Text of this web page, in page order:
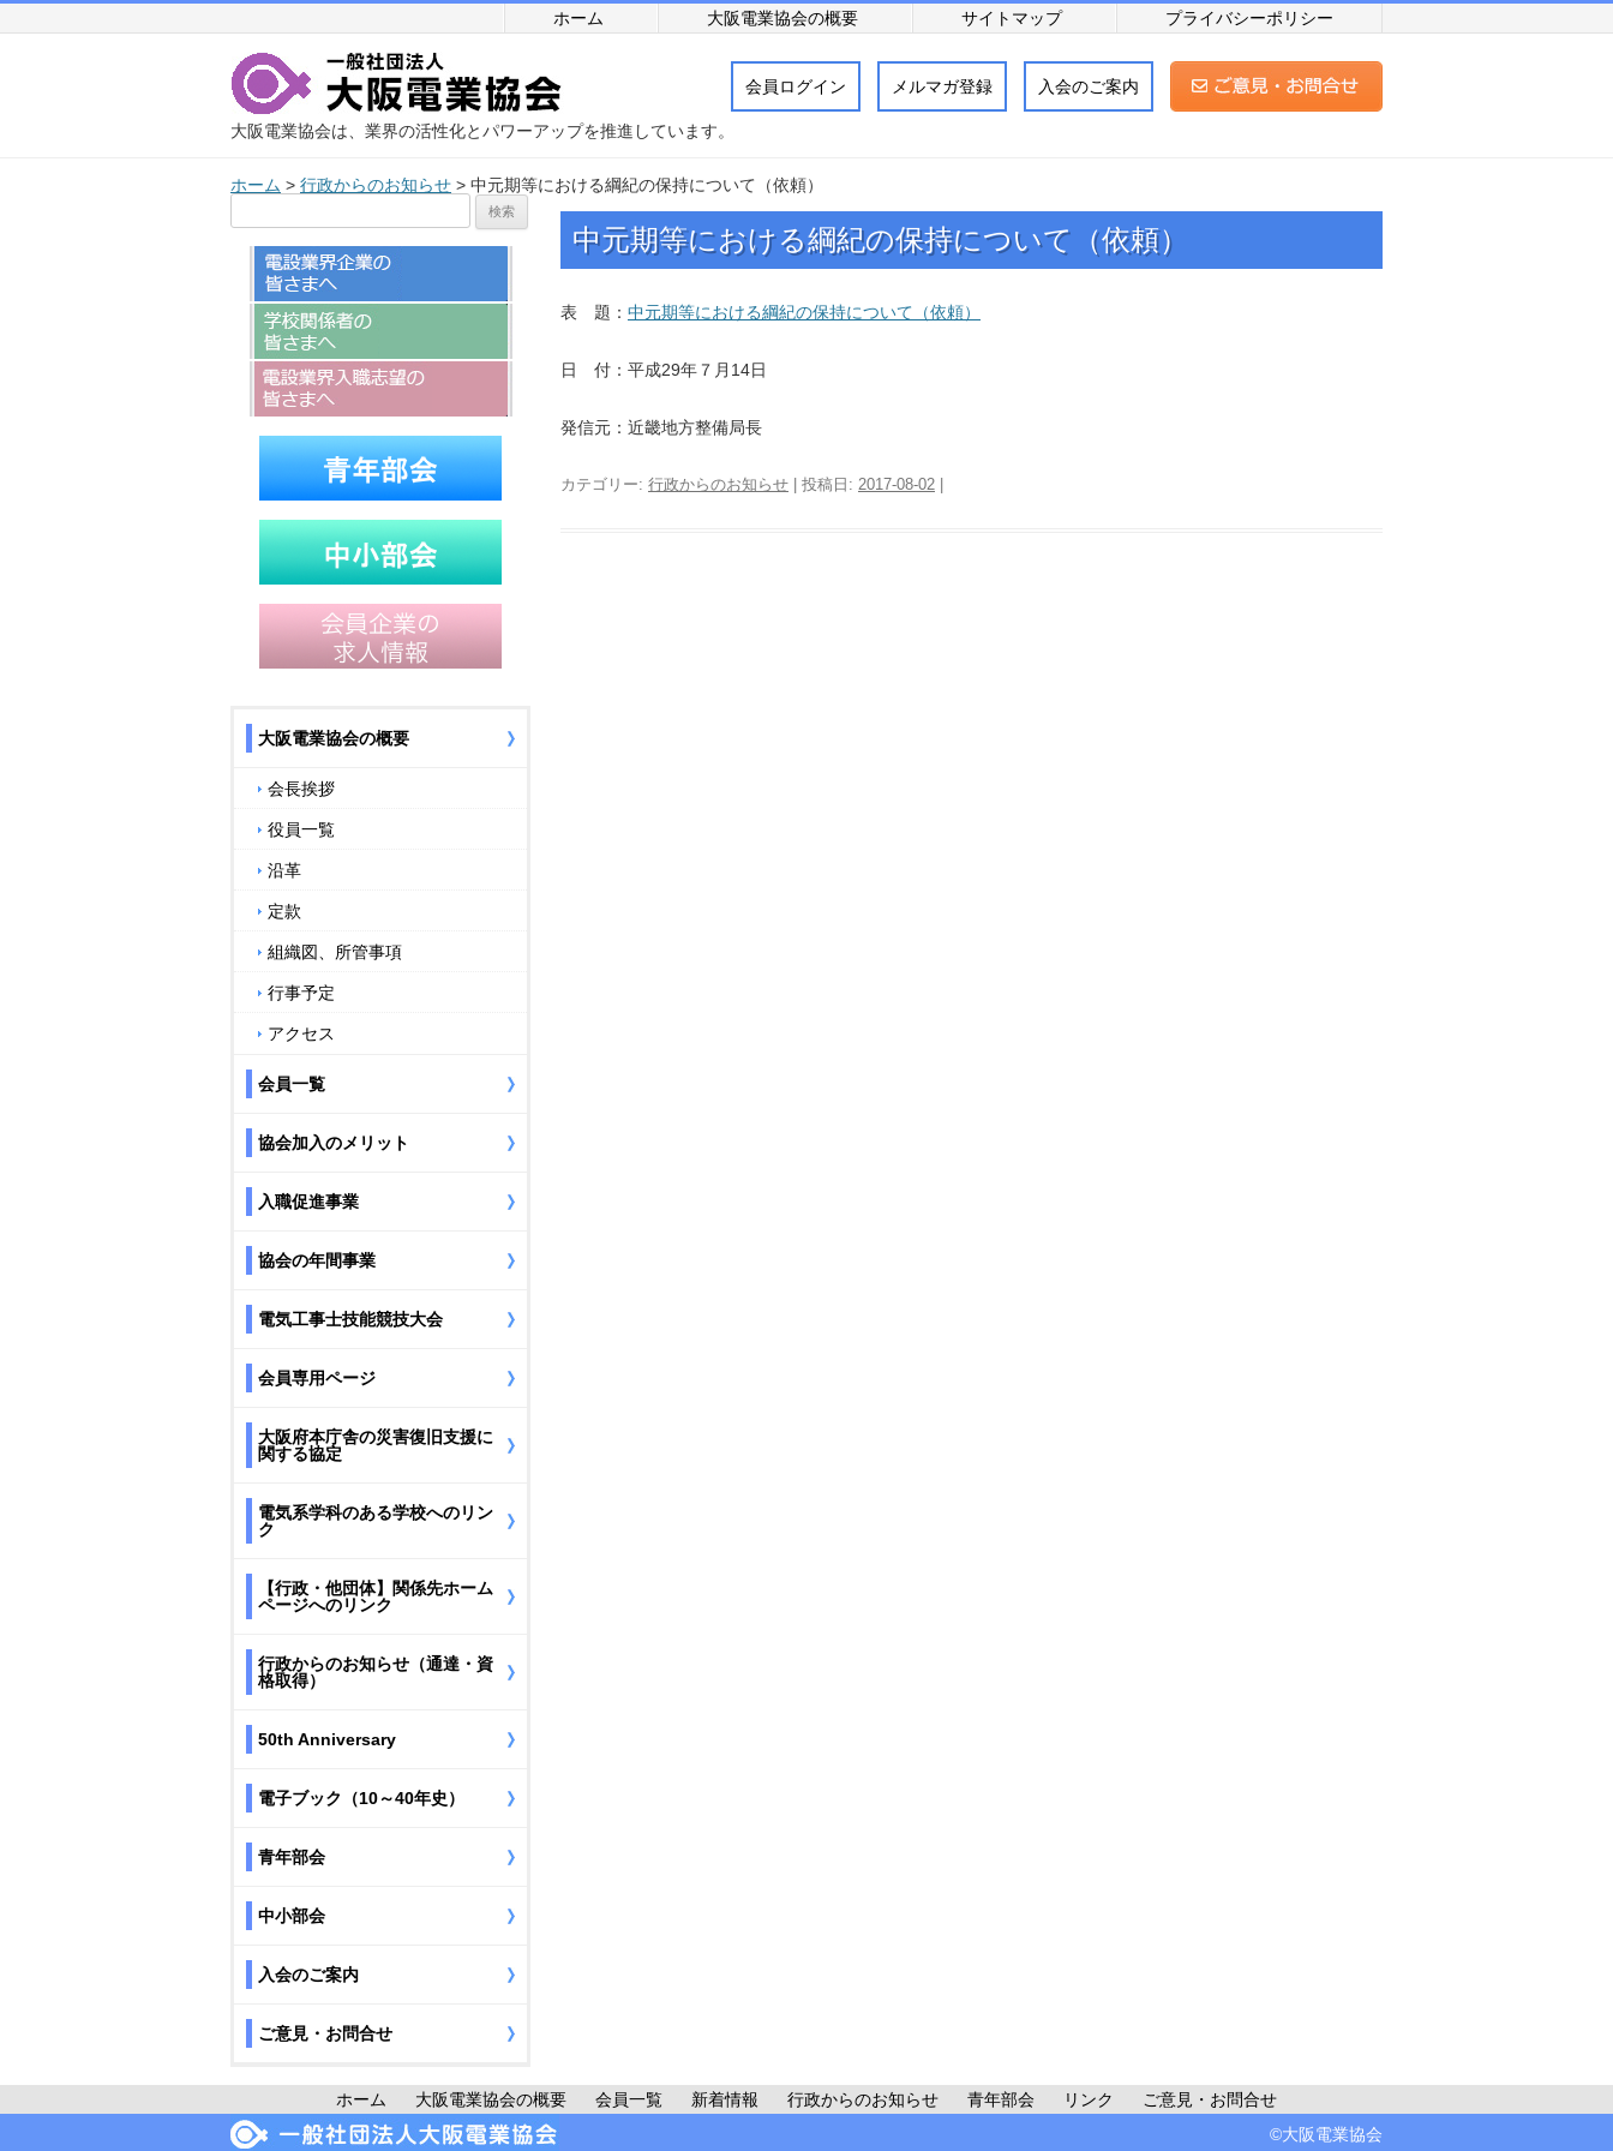
ホーム 大阪電業協会の概要 サイトマップ プライバシーポリシー
大阪電業協会は、業界の活性化とパワーアップを推進しています。
会員ログイン メルマガ登録 入会のご案内
ホーム > 行政からのお知らせ > 中元期等における綱紀の保持について（依頼）
中元期等における綱紀の保持について（依頼）
表 題： 中元期等における綱紀の保持について（依頼）
日 付：平成29年７月14日
発信元：近畿地方整備局長
カテゴリー: 行政からのお知らせ | 投稿日: 2017-08-02
大阪電業協会の概要
会長挨拶
役員一覧
沿革
定款
組織図、所管事項
行事予定
アクセス
会員一覧
協会加入のメリット
入職促進事業
協会の年間事業
電気工事士技能競技大会
会員専用ページ
大阪府本庁舎の災害復旧支援に
関する協定
電気系学科のある学校へのリン
ク
【行政・他団体】関係先ホーム
ページへのリンク
行政からのお知らせ（通達・資
格取得）
50th Anniversary
電子ブック（10～40年史）
青年部会
中小部会
入会のご案内
ご意見・お問合せ
ホーム 大阪電業協会の概要 会員一覧 新着情報 行政からのお知らせ 青年部会 リンク
ご意見・お問合せ
©大阪電業協会